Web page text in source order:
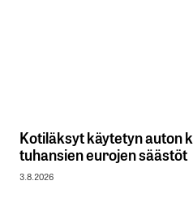
Kotiläksyt käytetyn auton
tuhansien eurojen säästöt
3.8.2026